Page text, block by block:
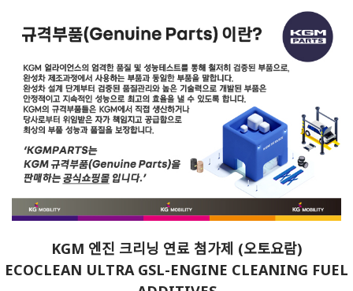
KGM 엔진 크리닝 연료 첨가제 (오토요람)
ECOCLEAN ULTRA GSL-ENGINE CLEANING FUEL